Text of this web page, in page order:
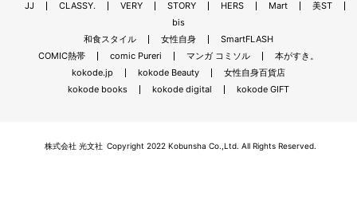
JJ CLASSY. VERY STORY HERS Mart
美ST
bis
和食スタイル
女性自身
SmartFLASH
COMIC熱帯
comic Pureri マンガ コミソル
本がすき。
kokode.jp
kokode Beauty
女性自身百貨店
kokode books
kokode digital kokode GIFT
株式会社 光文社 Copyright 2022 Kobunsha Co.,Ltd. All Rights Reserved.